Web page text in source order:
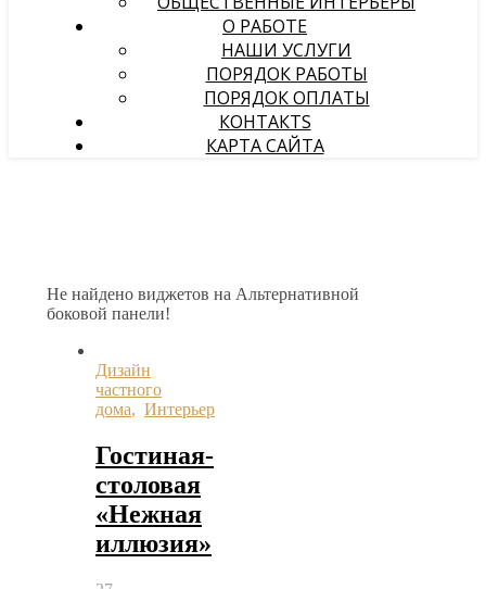
О РАБОТЕ
НАШИ УСЛУГИ
ПОРЯДОК РАБОТЫ
ПОРЯДОК ОПЛАТЫ
КОНТАКТS
КАРТА САЙТА
Не найдено виджетов на Альтернативной
боковой панели!
Дизайн
частного
дома, Интерьер
Гостиная-
столовая
«Нежная
иллюзия»